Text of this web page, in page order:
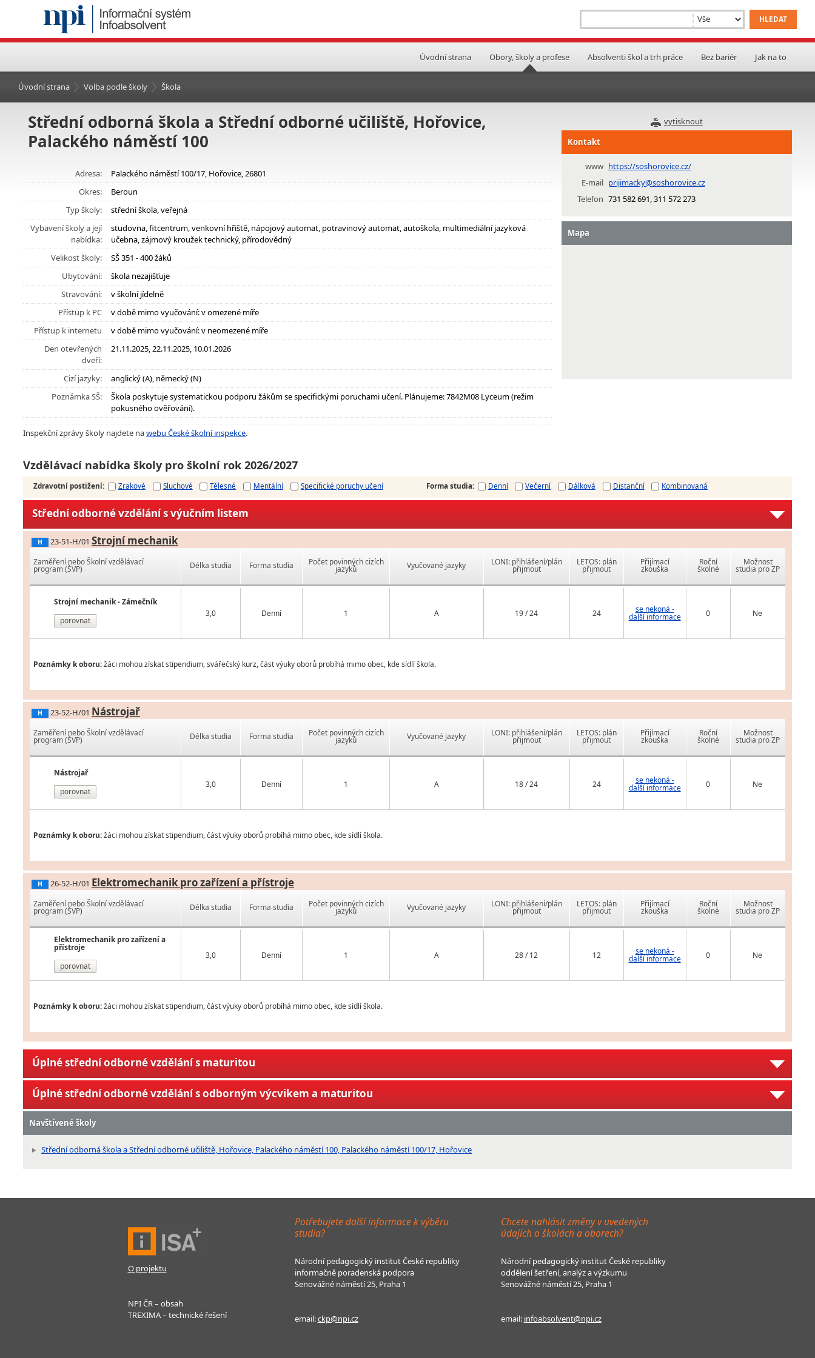
Úvodní strana Obory, školy a profese Absolventi škol a trh práce Bez bariér Jak na to
Úvodní strana Volba podle školy Škola
vytisknout
Střední odborná škola a Střední odborné učiliště, Hořovice,
Palackého náměstí 100
Adresa:
Palackého náměstí 100/17, Hořovice, 26801
Okres:
Beroun
Typ školy:
střední škola, veřejná
Vybavení školy a její
nabídka:
studovna, fitcentrum, venkovní hřiště, nápojový automat, potravinový automat, autoškola, multimediální jazyková
učebna, zájmový kroužek technický, přírodovědný
Velikost školy:
SŠ 351 - 400 žáků
Ubytování:
škola nezajišťuje
Stravování:
v školní jídelně
Přístup k PC
v době mimo vyučování: v omezené míře
Přístup k internetu
v době mimo vyučování: v neomezené míře
Den otevřených
dveří:
21.11.2025, 22.11.2025, 10.01.2026
Cizí jazyky:
anglický (A), německý (N)
Poznámka SŠ:
Škola poskytuje systematickou podporu žákům se specifickými poruchami učení. Plánujeme: 7842M08 Lyceum (režim
pokusného ověřování).
Inspekční zprávy školy najdete nawebu České školní inspekce.
Kontakt
www https://soshorovice.cz/
E-mail prijimacky@soshorovice.cz
Telefon 731 582 691, 311 572 273
Mapa
Vzdělávací nabídka školy pro školní rok 2026/2027
Zdravotní postižení: Zrakové Sluchové Tělesné Mentální Specifické poruchy učení Forma studia: Denní Večerní Dálková Distanční Kombinovaná
Střední odborné vzdělání s výučním listem
H 23-51-H/01 Strojní mechanik
Zaměření nebo Školní vzdělávací
program (ŠVP)
Strojní mechanik - Zámečník
porovnat
Délka studia Forma studia Počet povinných cizích
jazyků Vyučované jazyky
3,0 Denní 1 A
LONI: přihlášení/plán
přijmout
LETOS: plán
přijmout
Přijímací
zkouška
Roční
školné
Možnost
studia pro ZP
19 / 24 24 se nekoná -
další informace 0 Ne
Poznámky k oboru:žáci mohou získat stipendium, svářečský kurz, část výuky oborů probíhá mimo obec, kde sídlí škola.
H 23-52-H/01 Nástrojař
Zaměření nebo Školní vzdělávací
program (ŠVP)
Nástrojař
porovnat
Délka studia Forma studia Počet povinných cizích
jazyků Vyučované jazyky
3,0 Denní 1 A
LONI: přihlášení/plán
přijmout
LETOS: plán
přijmout
Přijímací
zkouška
Roční
školné
Možnost
studia pro ZP
18 / 24 24 se nekoná -
další informace 0 Ne
Poznámky k oboru:žáci mohou získat stipendium, část výuky oborů probíhá mimo obec, kde sídlí škola.
H 26-52-H/01 Elektromechanik pro zařízení a přístroje
Zaměření nebo Školní vzdělávací
program (ŠVP)
Elektromechanik pro zařízení a
přístroje
porovnat
Délka studia Forma studia Počet povinných cizích
jazyků Vyučované jazyky
3,0 Denní 1 A
LONI: přihlášení/plán
přijmout
LETOS: plán
přijmout
Přijímací
zkouška
Roční
školné
Možnost
studia pro ZP
28 / 12 12 se nekoná -
další informace 0 Ne
Poznámky k oboru:žáci mohou získat stipendium, část výuky oborů probíhá mimo obec, kde sídlí škola.
Úplné střední odborné vzdělání s maturitou
Úplné střední odborné vzdělání s odborným výcvikem a maturitou
Navštívené školy
Střední odborná škola a Střední odborné učiliště, Hořovice, Palackého náměstí 100, Palackého náměstí 100/17, Hořovice
O projektu
NPI ČR – obsah
TREXIMA – technické řešení
Potřebujete další informace k výběru
studia?
Národní pedagogický institut České republiky
informačně poradenská podpora
Senovážné náměstí 25, Praha 1
email:ckp@npi.cz
Chcete nahlásit změny v uvedených
údajích o školách a oborech?
Národní pedagogický institut České republiky
oddělení šetření, analýz a výzkumu
Senovážné náměstí 25, Praha 1
email: infoabsolvent@npi.cz